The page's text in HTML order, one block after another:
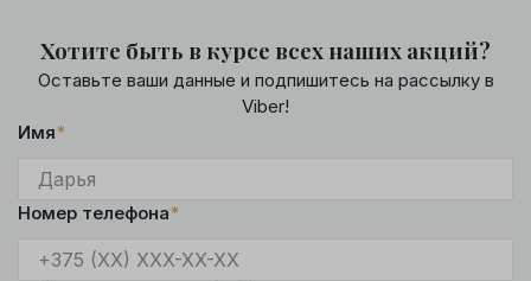
Хотите быть в курсе всех наших акций?
Оставьте ваши данные и подпишитесь на рассылку в
Viber!
Имя*
Номер телефона*